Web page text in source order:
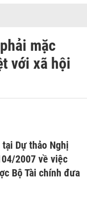
mặc
với xã hội
Dự thảo Nghị
2007 về việc
Bộ Tài chính đưa